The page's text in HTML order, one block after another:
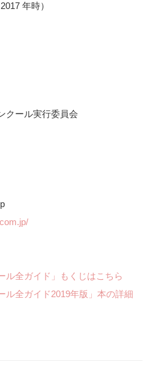
年時）
クール実行委員会
ル全ガイド」もくじはこちら
ル全ガイド2019年版」本の詳細